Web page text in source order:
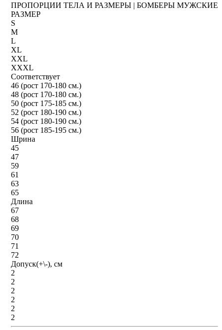
ПРОПОРЦИИ ТЕЛА И РАЗМЕРЫ | БОМБЕРЫ МУЖСКИЕ
РАЗМЕР
S
M
L
XL
XXL
XXXL
Соответствует
46 (рост 170-180 см.)
48 (рост 170-180 см.)
50 (рост 175-185 см.)
52 (рост 180-190 см.)
54 (рост 180-190 см.)
56 (рост 185-195 см.)
Шрина
45
47
59
61
63
65
Длина
67
68
69
70
71
72
Допуск(+\-), см
2
2
2
2
2
2